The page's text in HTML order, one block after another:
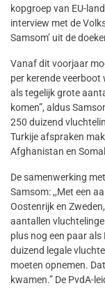
kopgroep van EU-
interview met de
Samsom’ uit de
Vanaf dit voorjaar
per kerende
als tegelijk grote
komen”, aldus
250 duizend
Turkije afspraken
Afghanistan en
De samenwerking
Samsom: ,,Met een
Oostenrijk en
aantallen
plus nog een paar
duizend legale
moeten opnemen.
kwamen.” De PvdA-